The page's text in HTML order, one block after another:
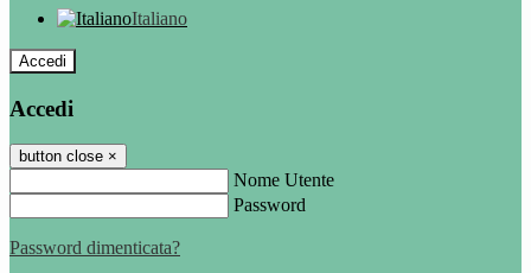
Italiano
Accedi
Accedi
button close ×
Nome Utente
Password
Password dimenticata?